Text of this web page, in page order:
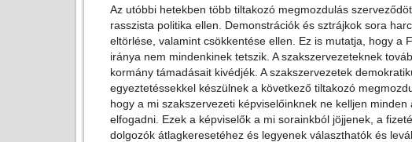
Az utóbbi hetekben több tiltakozó megmozdulás
rasszista politika ellen. Demonstrációk és sztrájkok sora
eltörlése, valamint csökkentése ellen. Ez is mutatja, hogy a
iránya nem mindenkinek tetszik. A szakszervezeteknek
kormány támadásait kivédjék. A szakszervezetek
egyeztetéssekkel készülnek a következő tiltakozó
hogy a mi szakszervezeti képviselőinknek ne kelljen
elfogadni. Ezek a képviselők a mi sorainkból jöjjenek, a
dolgozók átlagkeresetéhez és legyenek választhatók és